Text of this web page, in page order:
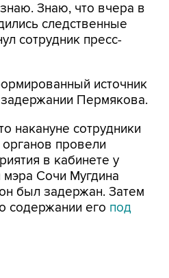
Знаю, что вчера в
следственные
сотрудник пресс-
источник
Пермякова.
накануне сотрудники
провели
в кабинете у
мэра Сочи Мугдина
был задержан. Затем
содержании его под